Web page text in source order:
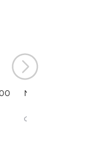
Nuez moscada
Cod: 6444